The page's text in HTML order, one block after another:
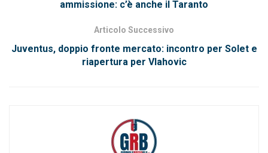
ammissione: c’è anche il Taranto
Articolo Successivo
Juventus, doppio fronte mercato: incontro per Solet e
riapertura per Vlahovic